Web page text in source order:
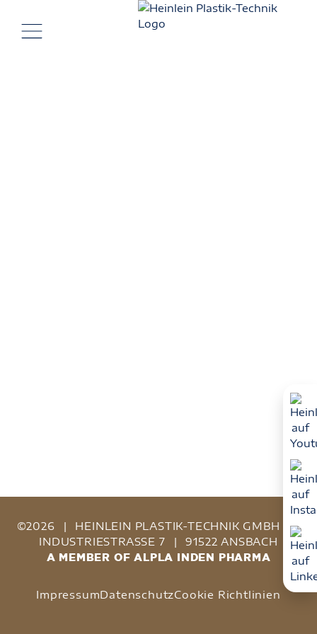
©2026 | HEINLEIN PLASTIK-TECHNIK GMBH
|
INDUSTRIESTRASSE 7
| 91522 ANSBACH
A MEMBER OF ALPLA INDEN PHARMA
ImpressumDatenschutzCookie Richtlinien